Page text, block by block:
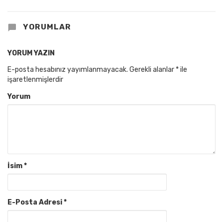
YORUMLAR
YORUM YAZIN
E-posta hesabınız yayımlanmayacak. Gerekli alanlar *ile
işaretlenmişlerdir
Yorum
İsim*
E-Posta Adresi*